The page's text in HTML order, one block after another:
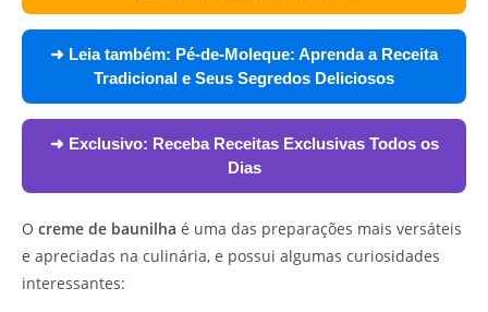
➜ Leia também: Pé-de-Moleque: Aprenda a Receita
Tradicional e Seus Segredos Deliciosos
➜ Exclusivo: Receba Receitas Exclusivas Todos os
Dias
O creme de baunilha é uma das preparações mais versáteis
e apreciadas na culinária, e possui algumas curiosidades
interessantes: